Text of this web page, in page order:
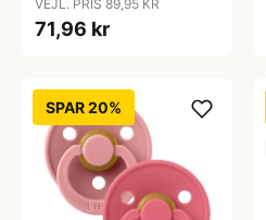
Blue/Petrol
VEJL. PRIS 89,95 KR
71,96 kr
SPAR 20%